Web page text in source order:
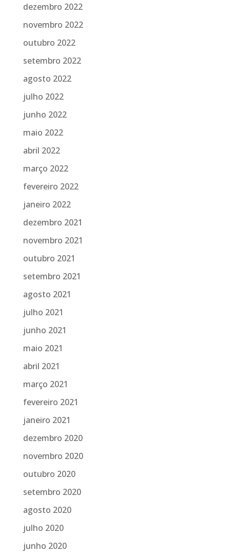
dezembro 2022
novembro 2022
outubro 2022
setembro 2022
agosto 2022
julho 2022
junho 2022
maio 2022
abril 2022
março 2022
fevereiro 2022
janeiro 2022
dezembro 2021
novembro 2021
outubro 2021
setembro 2021
agosto 2021
julho 2021
junho 2021
maio 2021
abril 2021
março 2021
fevereiro 2021
janeiro 2021
dezembro 2020
novembro 2020
outubro 2020
setembro 2020
agosto 2020
julho 2020
junho 2020